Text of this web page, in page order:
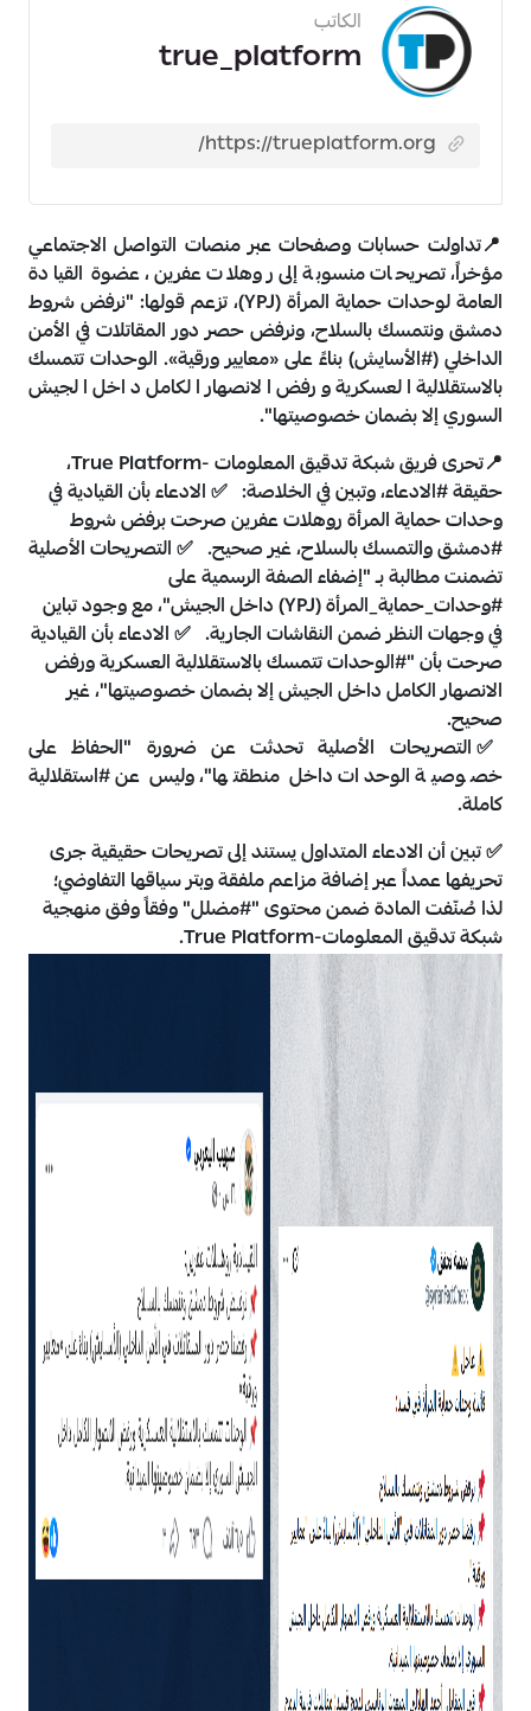
الكاتب
true_platform
📍تداولت حسابات وصفحات عبر منصات التواصل الاجتماعي
مؤخراً، تصريحات منسوبة إلى روهلات عفرين، عضوة القيادة
العامة لوحدات حماية المرأة (YPJ)، تزعم قولها: "نرفض شروط
دمشق ونتمسك بالسلاح، ونرفض حصر دور المقاتلات في الأمن
الداخلي (#الأسايش) بناءً على «معايير ورقية». الوحدات تتمسك
بالاستقلالية العسكرية ورفض الانصهار الكامل داخل الجيش
السوري إلا بضمان خصوصيتها".
📍
تحرى فريق شبكة تدقيق المعلومات -True Platform،
حقيقة#الادعاء، وتبين في الخلاصة: ✅الادعاء بأن القيادية في
وحدات حماية المرأة روهلات عفرين صرحت برفض شروط
#دمشقوالتمسك بالسلاح، غير صحيح. ✅التصريحات الأصلية
تضمنت مطالبة بـ "إضفاء الصفة الرسمية على
#وحدات_حماية_المرأة
(YPJ) داخل الجيش"، مع وجود تباين
في وجهات النظر ضمن النقاشات الجارية. ✅الادعاء بأن القيادية
صرحت بأن "#الوحداتتتمسك بالاستقلالية العسكرية ورفض
الانصهار الكامل داخل الجيش إلا بضمان خصوصيتها"، غير
صحيح.
✅التصريحات الأصلية تحدثت عن ضرورة "الحفاظ على
خصوصية الوحدات داخل منطقتها"، وليس عن#استقلالية
كاملة.
✅تبين أن الادعاء المتداول يستند إلى تصريحات حقيقية جرى
تحريفها عمداً عبر إضافة مزاعم ملفقة وبتر سياقها التفاوضي؛
لذا صُنّفت المادة ضمن محتوى "#مضلل" وفقاً وفق منهجية
شبكة تدقيق المعلومات-True Platform.